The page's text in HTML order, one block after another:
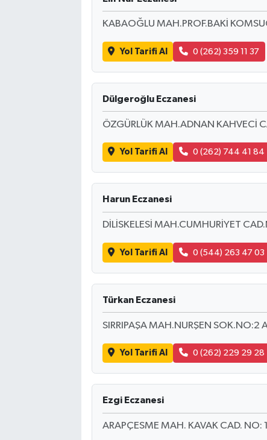
KABAOĞLU MAH.PROF.BAKİ
Yol Tarifi Al 0 (262) 359 11 37
Dülgeroğlu Eczanesi
ÖZGÜRLÜK MAH.ADNAN KAHVECİ
Yol Tarifi Al 0 (262) 744 41 84
Harun Eczanesi
DİLİSKELESİ MAH.CUMHURİYET
Yol Tarifi Al 0 (544) 263 47 03
Türkan Eczanesi
SIRRIPAŞA MAH.NURŞEN SOK.NO:2
Yol Tarifi Al 0 (262) 229 29 28
Ezgi Eczanesi
ARAPÇESME MAH. KAVAK CAD. NO: